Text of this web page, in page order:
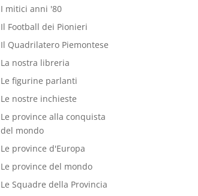
I mitici anni '80
Il Football dei Pionieri
Il Quadrilatero Piemontese
La nostra libreria
Le figurine parlanti
Le nostre inchieste
Le province alla conquista
del mondo
Le province d'Europa
Le province del mondo
Le Squadre della Provincia